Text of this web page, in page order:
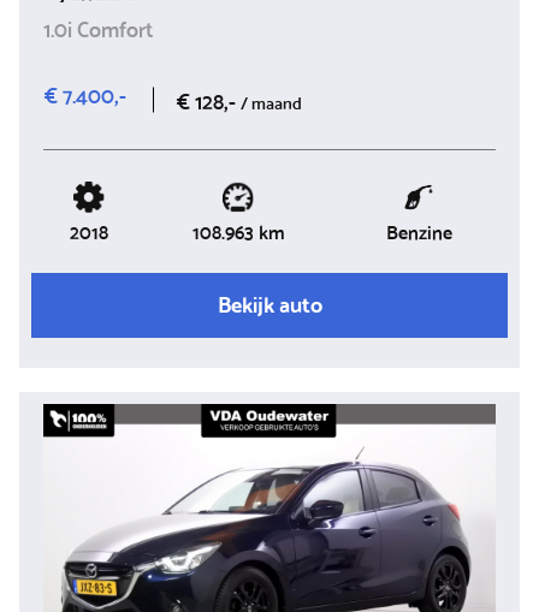
1.0i Comfort
€ 7.400,-
€ 128,-/ maand
2018 108.963 km Benzine
Bekijk auto